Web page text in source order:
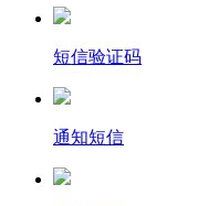
短信验证码
通知短信